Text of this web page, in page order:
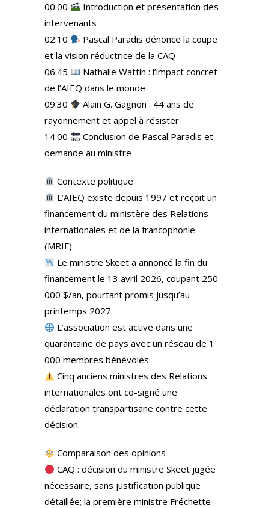
00:00
Introduction et présentation des
intervenants
02:10
Pascal Paradis dénonce la coupe
et la vision réductrice de la CAQ
06:45
Nathalie Wattin : l’impact concret
de l’AIEQ dans le monde
09:30
Alain G. Gagnon : 44 ans de
rayonnement et appel à résister
14:00
Conclusion de Pascal Paradis et
demande au ministre
Contexte politique
L’AIEQ existe depuis 1997 et reçoit un
financement du ministère des Relations
internationales et de la francophonie
(MRIF).
Le ministre Skeet a annoncé la fin du
financement le 13 avril 2026, coupant 250
000 $/an, pourtant promis jusqu’au
printemps 2027.
L’association est active dans une
quarantaine de pays avec un réseau de 1
000 membres bénévoles.
Cinq anciens ministres des Relations
internationales ont co-signé une
déclaration transpartisane contre cette
décision.
Comparaison des opinions
CAQ : décision du ministre Skeet jugée
nécessaire, sans justification publique
détaillée; la première ministre Fréchette